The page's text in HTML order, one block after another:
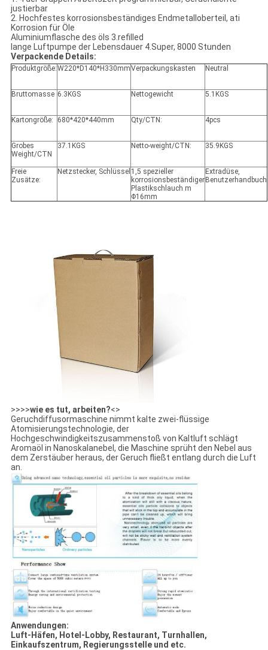
justierbar
2. Hochfestes korrosionsbeständiges Endmetalloberteil, ati
Korrosion für Öle
Aluminiumflasche des öls 3.refilled
lange Luftpumpe der Lebensdauer 4.Super, 8000 Stunden
Verpackende Details:
Produktgröße:W220*D140*H330mmVerpackungskasten Neutral
Bruttomasse 6.3KGS Nettogewicht 5.1KGS
Kartongröße: 680*420*440mm Qty/CTN: 4pcs
Grobes
Weight/CTN
37.1KGS Netto-weight/CTN: 35.9KGS
Freie
Zusätze:
Netzstecker, Schlüssel 1,5 spezieller
korrosionsbeständiger
Plastikschlauch m
Φ16mm
Extradüse,
Benutzerhandbuch
>>>>wie es tut, arbeiten?<>
Geruchdiffusormaschine nimmt kalte zwei-flüssige
Atomisierungstechnologie, der
Hochgeschwindigkeitszusammenstoß von Kaltluft schlägt
Aromaöl in Nanoskalanebel, die Maschine sprüht den Nebel aus
dem Zerstäuber heraus, der Geruch fließt entlang durch die Luft
an.
Anwendungen:
Luft-Häfen, Hotel-Lobby, Restaurant, Turnhallen,
Einkaufszentrum, Regierungsstelle und etc.